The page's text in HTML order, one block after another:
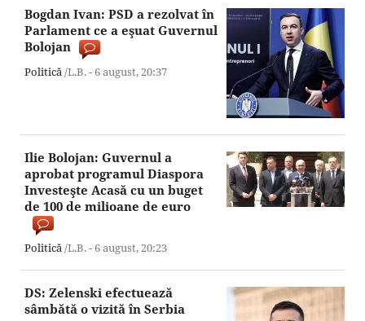
Bogdan Ivan: PSD a rezolvat în
Parlament ce a eşuat Guvernul
Bolojan
Politică /L.B. -6 august, 20:37
Ilie Bolojan: Guvernul a
aprobat programul Diaspora
Investeşte Acasă cu un buget
de 100 de milioane de euro
Politică /L.B. -6 august, 20:23
DS: Zelenski efectuează
sâmbătă o vizită în Serbia